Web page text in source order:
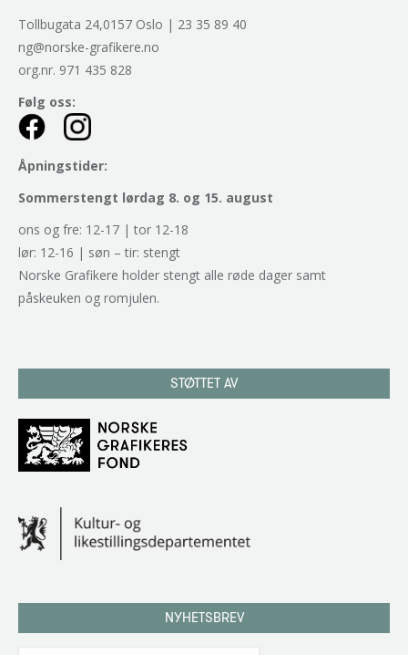
Tollbugata 24,0157 Oslo | 23 35 89 40
ng@norske-grafikere.no
org.nr. 971 435 828
Følg oss:
Åpningstider:
Sommerstengt lørdag 8. og 15. august
ons og fre: 12-17 | tor 12-18
lør: 12-16 | søn – tir: stengt
Norske Grafikere holder stengt alle røde dager samt
påskeuken og romjulen.
STØTTET AV
NYHETSBREV